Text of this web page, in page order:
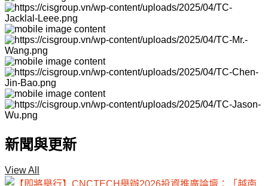
新聞與更新
View All